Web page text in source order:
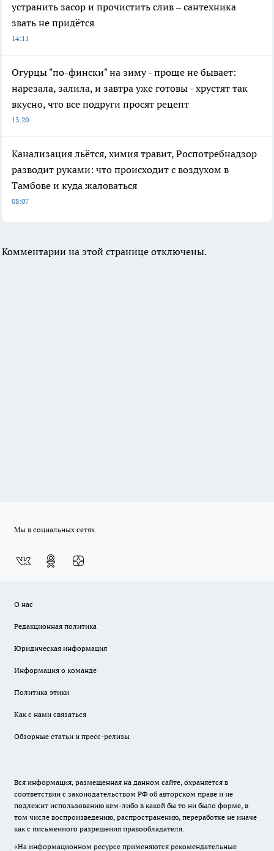
устранить засор и прочистить слив – сантехника
звать не придётся
14:11
Огурцы "по-фински" на зиму - проще не бывает:
нарезала, залила, и завтра уже готовы - хрустят так
вкусно, что все подруги просят рецепт
13:20
Канализация льётся, химия травит, Роспотребнадзор
разводит руками: что происходит с воздухом в
Тамбове и куда жаловаться
08:07
Комментарии на этой странице отключены.
Мы в социальных сетях
О нас
Редакционная политика
Юридическая информация
Информация о команде
Политика этики
Как с нами связаться
Обзорные статьи и пресс-релизы
Вся информация, размещенная на данном сайте, охраняется в
соответствии с законодательством РФ об авторском праве и не
подлежит использованию кем-либо в какой бы то ни было форме, в
том числе воспроизведению, распространению, переработке не иначе
как с письменного разрешения правообладателя.
«На информационном ресурсе применяются рекомендательные